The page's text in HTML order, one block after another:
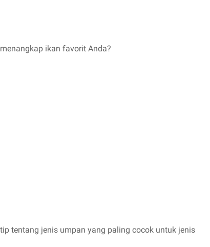
ikan favorit Anda?
tentang jenis umpan yang paling cocok untuk jenis